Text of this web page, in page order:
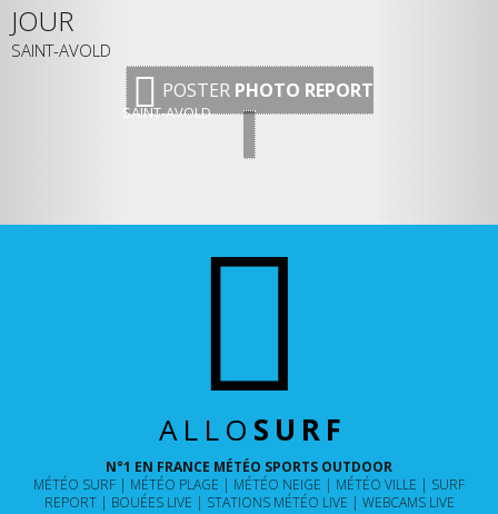
JOUR
SAINT-AVOLD
POSTER PHOTO REPORT
SAINT-AVOLD
ALLO SURF
N°1 EN FRANCE MÉTÉO SPORTS OUTDOOR
MÉTÉO SURF
MÉTÉO PLAGE MÉTÉO NEIGE MÉTÉO VILLE
SURF
REPORT
BOUÉES LIVE STATIONS MÉTÉO LIVE WEBCAMS LIVE